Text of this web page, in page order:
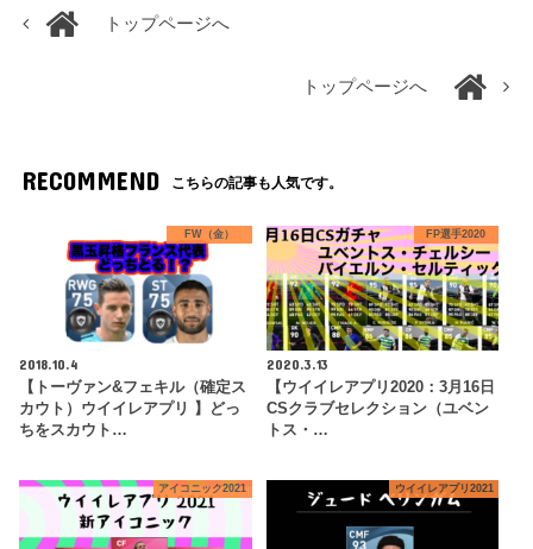
トップページへ
トップページへ
RECOMMEND こちらの記事も人気です。
FW（金）
2018.10.4
【トーヴァン&フェキル（確定ス
カウト）ウイイレアプリ 】どっ
ちをスカウト…
FP選手2020
2020.3.13
【ウイイレアプリ2020：3月16日
CSクラブセレクション（ユベン
トス・…
アイコニック2021 ウイイレアプリ2021